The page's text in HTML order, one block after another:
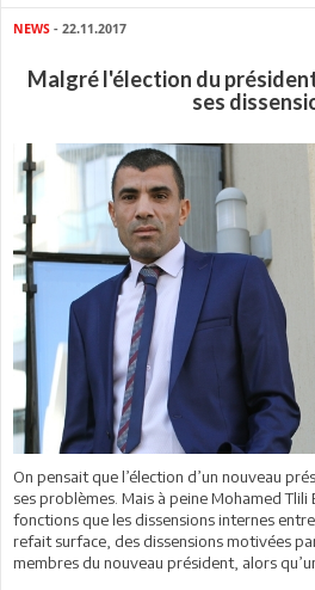
NEWS - 22.11.2017
Malgré l'élection du
ses
On pensait que l’élection d’un nouveau
ses problèmes. Mais à peine Mohamed Tlili
fonctions que les dissensions internes
refait surface, des dissensions motivées
membres du nouveau président, alors